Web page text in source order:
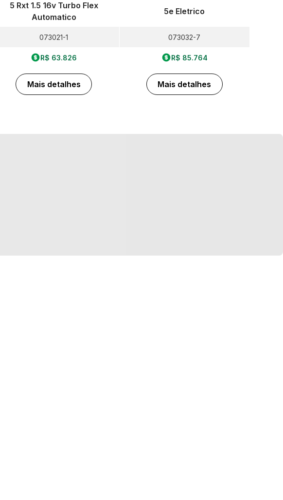
5 Rxt 1.5 16v Turbo Flex
Automatico
073021-1
R$ 63.826
Mais detalhes
5e Eletrico
073032-7
R$ 85.764
Mais detalhes